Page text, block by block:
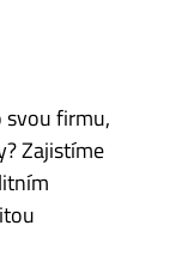
svou firmu,
Zajistíme